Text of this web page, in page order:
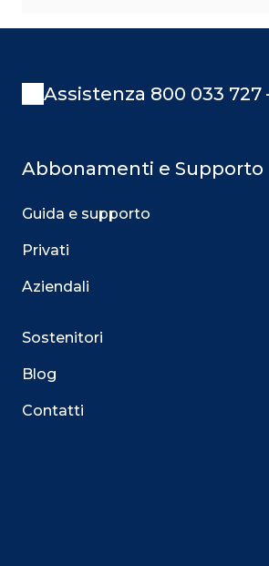
Assistenza 800 033
Abbonamenti e Supporto
Guida e supporto
Privati
Aziendali
Sostenitori
Blog
Contatti